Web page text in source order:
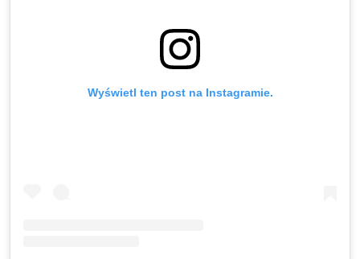
Wyświetl ten post na Instagramie.